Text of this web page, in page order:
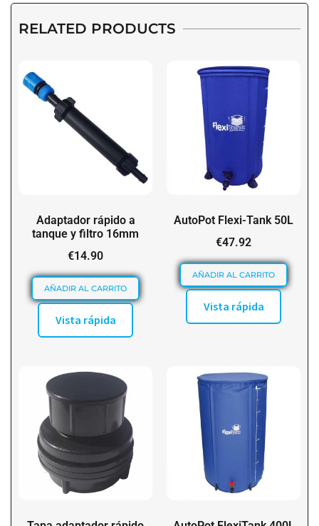
RELATED PRODUCTS
Adaptador rápido a
tanque y filtro 16mm
€14.90
AÑADIR AL CARRITO
Vista rápida
AutoPot Flexi-Tank 50L
€47.92
AÑADIR AL CARRITO
Vista rápida